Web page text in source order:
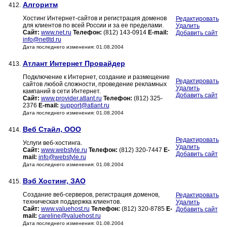
412. Алгоритм
Хостинг Интернет-сайтов и регистрация доменов
для клиентов по всей России и за ее пределами.
Сайт: www.net.ru Телефон: (812) 143-0914 E-mail:
info@netltd.ru
Дата последнего изменения: 01.08.2004
Редактировать
Удалить
Добавить сайт
413. Атлант Интернет Провайдер
Подключение к Интернет, создание и размещение
сайтов любой сложности, проведение рекламных
кампаний в сети Интернет.
Сайт: www.provider.atlant.ru Телефон: (812) 325-
2376 E-mail: support@atlant.ru
Дата последнего изменения: 01.08.2004
Редактировать
Удалить
Добавить сайт
414. Веб Стайл, ООО
Услуги веб-хостинга.
Сайт: www.webstyle.ru Телефон: (812) 320-7447 E-
mail: info@webstyle.ru
Дата последнего изменения: 01.08.2004
Редактировать
Удалить
Добавить сайт
415. Вэб Хостинг, ЗАО
Создание веб-серверов, регистрация доменов,
техническая поддержка клиентов.
Сайт: www.valuehost.ru Телефон: (812) 320-8785 E-
mail: careline@valuehost.ru
Дата последнего изменения: 01.08.2004
Редактировать
Удалить
Добавить сайт